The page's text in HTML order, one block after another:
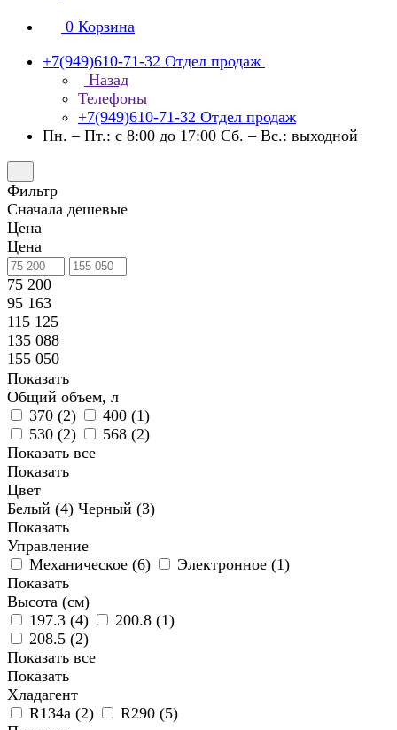
0 Корзина
+7(949)610-71-32 Отдел продаж
Назад
Телефоны
+7(949)610-71-32 Отдел продаж
Пн. – Пт.: с 8:00 до 17:00 Сб. – Вс.: выходной
Фильтр
Сначала дешевые
Цена
Цена
75 200
95 163
115 125
135 088
155 050
Показать
Общий объем, л
370 (2) 400 (1)
530 (2) 568 (2)
Показать все
Показать
Цвет
Белый (4) Черный (3)
Показать
Управление
Механическое (6) Электронное (1)
Показать
Высота (см)
197.3 (4) 200.8 (1)
208.5 (2)
Показать все
Показать
Хладагент
R134а (2) R290 (5)